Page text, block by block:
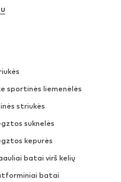
sportinės liemenėlės
striukės
suknelės
kepurės
batai virš kelių
batai